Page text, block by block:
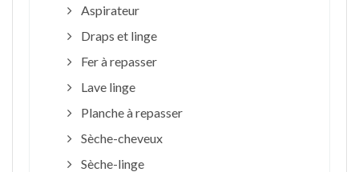
Aspirateur
Draps et linge
Fer à repasser
Lave linge
Planche à repasser
Sèche-cheveux
Sèche-linge